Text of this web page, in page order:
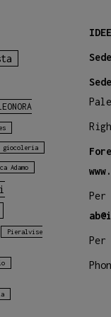
giocoleria
Adamo
Pieralvise
Per